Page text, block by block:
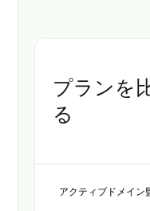
プランを
る
アクティブドメイン